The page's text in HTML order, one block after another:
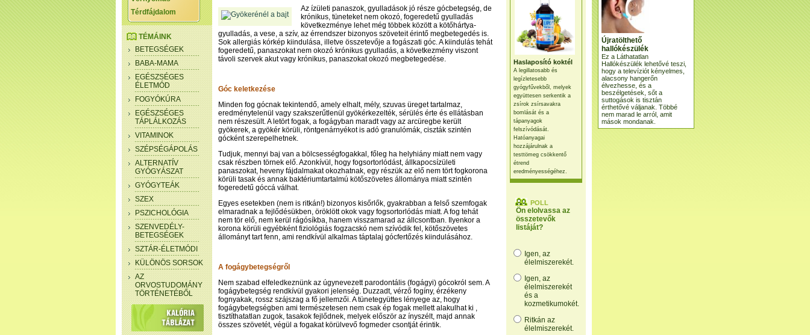
Haslaposító koktél
A legillatosabb és
legízletesebb
gyógyfűvekből, melyek
együttesen serkentik a
zsírok zsírsavakra
bomlását és a
tápanyagok
felszívódását.
Hatóanyagai
hozzájárulnak a
testtömeg csökkentő
étrend
eredményességéhez.
POLL
Ön elolvassa az
összetevők
listáját?
Igen, az
élelmiszerekét.
Igen, az
élelmiszerekét
és a
kozmetikumokét.
Ritkán az
élelmiszerekét.
Térdfájdalom
TÉMÁINK
BETEGSÉGEK
BABA-MAMA
EGÉSZSÉGES
ÉLETMÓD
FOGYÓKÚRA
EGÉSZSÉGES
TÁPLÁLKOZÁS
VITAMINOK
SZÉPSÉGÁPOLÁS
ALTERNATÍV
GYÓGYÁSZAT
GYÓGYTEÁK
SZEX
PSZICHOLÓGIA
SZENVEDÉLY-
BETEGSÉGEK
SZTÁR-ÉLETMÓDI
KÜLÖNÖS SORSOK
AZ
ORVOSTUDOMÁNY
TÖRTÉNETÉBŐL
Az ízületi panaszok, gyulladások jó része gócbetegség, de
krónikus, tüneteket nem okozó, fogeredetű gyulladás
következménye lehet még többek között a kötőhártya-
gyulladás, a vese, a szív, az érrendszer bizonyos szöveteit érintő megbetegedés is.
Sok allergiás kórkép kiindulása, illetve összetevője a fogászati góc. A kiindulás tehát
fogeredetű, panaszokat nem okozó krónikus gyulladás, a következmény viszont
távoli szervek akut vagy krónikus, panaszokat okozó megbetegedése.
Góc keletkezése
Minden fog gócnak tekintendő, amely elhalt, mély, szuvas üreget tartalmaz,
eredménytelenül vagy szakszerűtlenül gyökérkezelték, sérülés érte és ellátásban
nem részesült. A letört fogak, a fogágyban maradt vagy az arcüregbe került
gyökerek, a gyökér körüli, röntgenárnyékot is adó granulómák, ciszták szintén
gócként szerepelhetnek.
Tudjuk, mennyi baj van a bölcsességfogakkal, főleg ha helyhiány miatt nem vagy
csak részben törnek elő. Azonkívül, hogy fogsortorlódást, állkapocsízületi
panaszokat, heveny fájdalmakat okozhatnak, egy részük az elő nem tört fogkorona
körüli tasak és annak baktériumtartalmú kötőszövetes állománya miatt szintén
fogeredetű góccá válhat.
Egyes esetekben (nem is ritkán!) bizonyos kisőrlők, gyakrabban a felső szemfogak
elmaradnak a fejlődésükben, öröklött okok vagy fogsortorlódás miatt. A fog tehát
nem tör elő, nem kerül rágósíkba, hanem visszamarad az állcsontban. Ilyenkor a
korona körüli egyébként fiziológiás fogzacskó nem szívódik fel, kötőszövetes
állományt tart fenn, ami rendkívül alkalmas táptalaj gócfertőzés kiindulásához.
A fogágybetegségről
Nem szabad elfeledkeznünk az úgynevezett parodontális (fogágyi) gócokról sem. A
fogágybetegség rendkívül gyakori jelenség. Duzzadt, vérző fogíny, érzékeny
fognyakak, rossz szájszag a fő jellemzői. A tünetegyüttes lényege az, hogy
fogágybetegségben ami természetesen nem csak ép fogak mellett alakulhat ki ,
tisztíthatatlan zugok, tasakok fejlődnek, melyek először az ínyszélt, majd annak
összes szövetét, végül a fogakat körülvevő fogmeder csontját érintik.
Újratölthető
hallókészülék
Ez a Láthatatlan
Hallókészülék lehetővé teszi,
hogy a televíziót kényelmes,
alacsony hangerőn
élvezhesse, és a
beszélgetések, sőt a
suttogások is tisztán
érthetővé váljanak. Többé
nem marad le arról, amit
mások mondanak.